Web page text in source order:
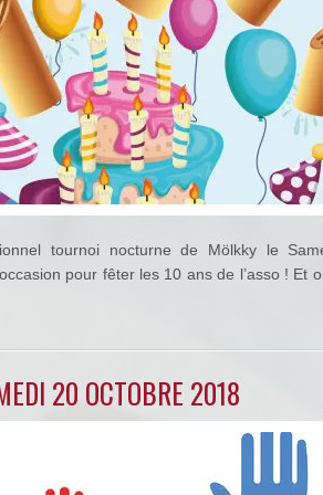
tournoi nocturne de Mölkky le
pour fêter les 10 ans de l’asso ! Et
20 OCTOBRE 2018